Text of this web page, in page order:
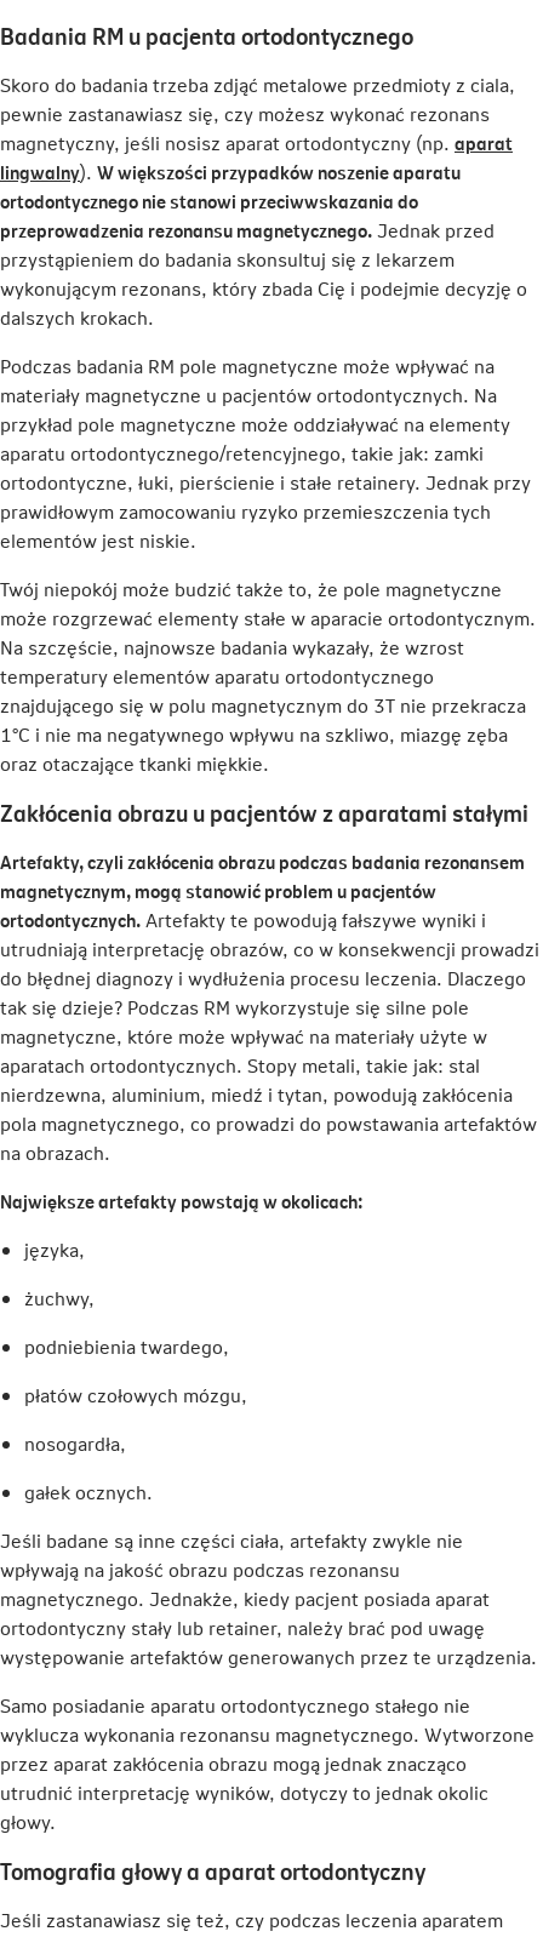
Badania RM u pacjenta ortodontycznego
Skoro do badania trzeba zdjąć metalowe przedmioty z ciala,
pewnie zastanawiasz się, czy możesz wykonać rezonans
magnetyczny, jeśli nosisz aparat ortodontyczny (np. aparat
lingwalnyLink
otwiera
się
w
nowej
karcie
). W większości przypadków noszenie aparatu
ortodontycznego nie stanowi przeciwwskazania do
przeprowadzenia rezonansu magnetycznego.Jednak przed
przystąpieniem do badania skonsultuj się z lekarzem
wykonującym rezonans, który zbada Cię i podejmie decyzję o
dalszych krokach.
Podczas badania RM pole magnetyczne może wpływać na
materiały magnetyczne u pacjentów ortodontycznych. Na
przykład pole magnetyczne może oddziaływać na elementy
aparatu ortodontycznego/retencyjnego, takie jak: zamki
ortodontyczne, łuki, pierścienie i stałe retainery. Jednak przy
prawidłowym zamocowaniu ryzyko przemieszczenia tych
elementów jest niskie.
Twój niepokój może budzić także to, że pole magnetyczne
może rozgrzewać elementy stałe w aparacie ortodontycznym.
Na szczęście, najnowsze badania wykazały, że wzrost
temperatury elementów aparatu ortodontycznego
znajdującego się w polu magnetycznym do 3T nie przekracza
1°C i nie ma negatywnego wpływu na szkliwo, miazgę zęba
oraz otaczające tkanki miękkie.
Zakłócenia obrazu u pacjentów z aparatami stałymi
Artefakty, czyli zakłócenia obrazu podczas badania rezonansem
magnetycznym, mogą stanowić problem u pacjentów
ortodontycznych. Artefakty te powodują fałszywe wyniki i
utrudniają interpretację obrazów, co w konsekwencji prowadzi
do błędnej diagnozy i wydłużenia procesu leczenia. Dlaczego
tak się dzieje? Podczas RM wykorzystuje się silne pole
magnetyczne, które może wpływać na materiały użyte w
aparatach ortodontycznych. Stopy metali, takie jak: stal
nierdzewna, aluminium, miedź i tytan, powodują zakłócenia
pola magnetycznego, co prowadzi do powstawania artefaktów
na obrazach.
Największe artefakty powstają w okolicach:
języka,
żuchwy,
podniebienia twardego,
płatów czołowych mózgu,
nosogardła,
gałek ocznych.
Jeśli badane są inne części ciała, artefakty zwykle nie
wpływają na jakość obrazu podczas rezonansu
magnetycznego. Jednakże, kiedy pacjent posiada aparat
ortodontyczny stały lub retainer, należy brać pod uwagę
występowanie artefaktów generowanych przez te urządzenia.
Samo posiadanie aparatu ortodontycznego stałego nie
wyklucza wykonania rezonansu magnetycznego. Wytworzone
przez aparat zakłócenia obrazu mogą jednak znacząco
utrudnić interpretację wyników, dotyczy to jednak okolic
głowy.
Tomografia głowy a aparat ortodontyczny
Jeśli zastanawiasz się też, czy podczas leczenia aparatem